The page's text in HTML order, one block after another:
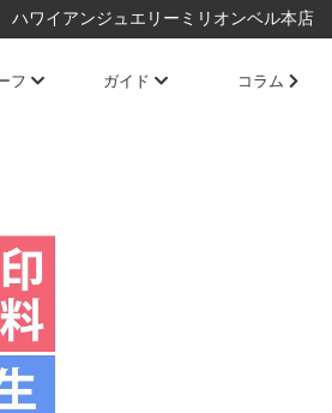
ハワイアンジュエリーミリオンベル本店
フ ガイド コラム